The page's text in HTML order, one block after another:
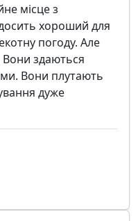
місце з
хороший для
погоду. Але
здаються
Вони плутають
дуже